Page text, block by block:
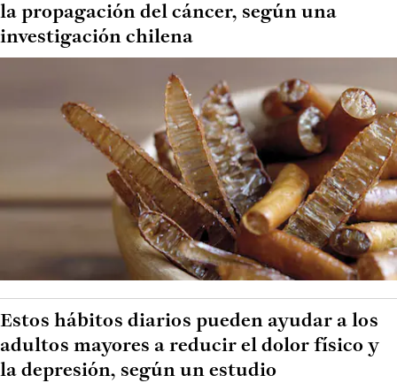
la propagación del cáncer, según una
investigación chilena
Estos hábitos diarios pueden ayudar a los
adultos mayores a reducir el dolor físico y
la depresión, según un estudio